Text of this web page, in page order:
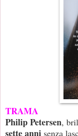
TRAMA
Philip Petersen,
sette anni senza